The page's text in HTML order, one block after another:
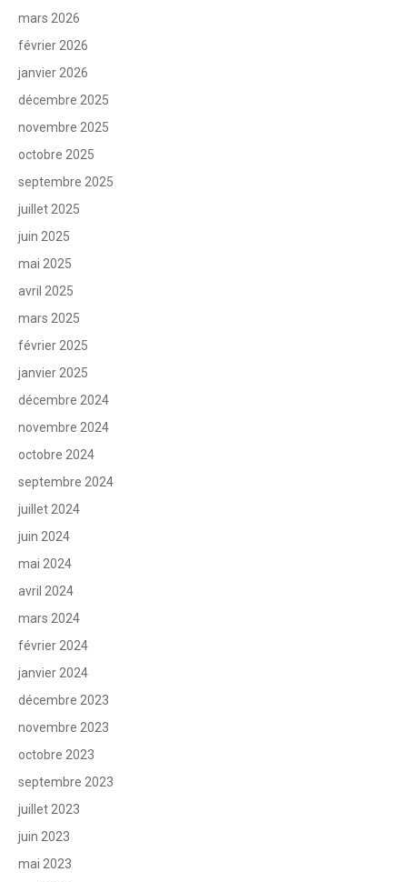
mars 2026
février 2026
janvier 2026
décembre 2025
novembre 2025
octobre 2025
septembre 2025
juillet 2025
juin 2025
mai 2025
avril 2025
mars 2025
février 2025
janvier 2025
décembre 2024
novembre 2024
octobre 2024
septembre 2024
juillet 2024
juin 2024
mai 2024
avril 2024
mars 2024
février 2024
janvier 2024
décembre 2023
novembre 2023
octobre 2023
septembre 2023
juillet 2023
juin 2023
mai 2023